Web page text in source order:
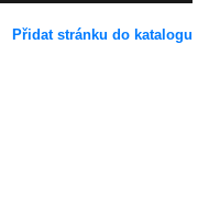
Přidat stránku do katalogu